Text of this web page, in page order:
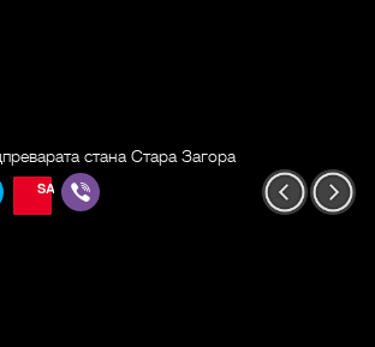
стана Стара Загора
SAVE